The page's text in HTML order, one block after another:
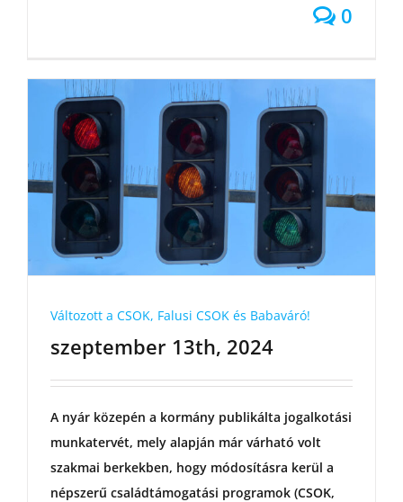
0
Változott a CSOK, Falusi CSOK és Babaváró!
szeptember 13th, 2024
A nyár közepén a kormány publikálta jogalkotási
munkatervét, mely alapján már várható volt
szakmai berkekben, hogy módosításra kerül a
népszerű családtámogatási programok (CSOK,